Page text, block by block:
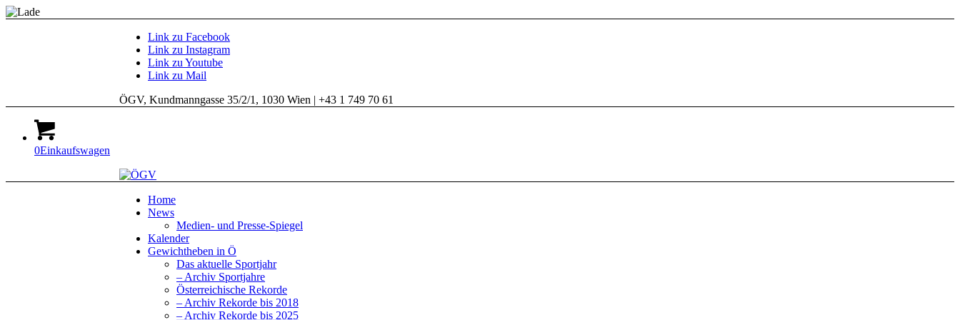
Link zu Facebook
Link zu Instagram
Link zu Youtube
Link zu Mail
ÖGV, Kundmanngasse 35/2/1, 1030 Wien | +43 1 749 70 61
0Einkaufswagen
Home
News
Medien- und Presse-Spiegel
Kalender
Gewichtheben in Ö
Das aktuelle Sportjahr
– Archiv Sportjahre
Österreichische Rekorde
– Archiv Rekorde bis 2018
– Archiv Rekorde bis 2025